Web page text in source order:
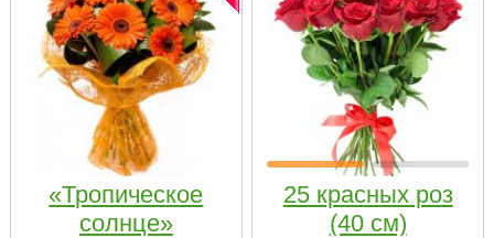
«Тропическое
солнце»
25 красных роз
(40 см)